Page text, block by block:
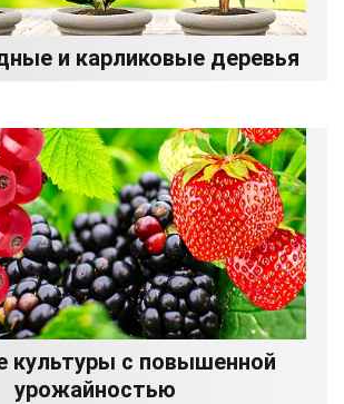
и карликовые деревья
культуры с повышенной
урожайностью